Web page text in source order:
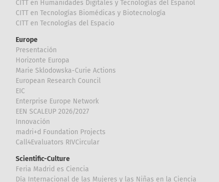
CITT en Humanidades Digitales y Tecnologías del Español
CITT en Tecnologías Biomédicas y Biotecnología
CITT en Tecnologías del Espacio
Europe
Presentación
Horizonte Europa
Marie Sklodowska-Curie Actions
European Research Council
EIC
Enterprise Europe Network
EEN SCALEUP 2026/2027
Innovación
madri+d Foundation Projects
Call4Evaluators RIVCircular
Scientific-Culture
Feria Madrid es Ciencia
Día Internacional de las Mujeres y las Niñas en la Ciencia